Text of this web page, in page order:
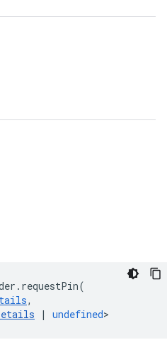
. requestPin(
,
| undefined>